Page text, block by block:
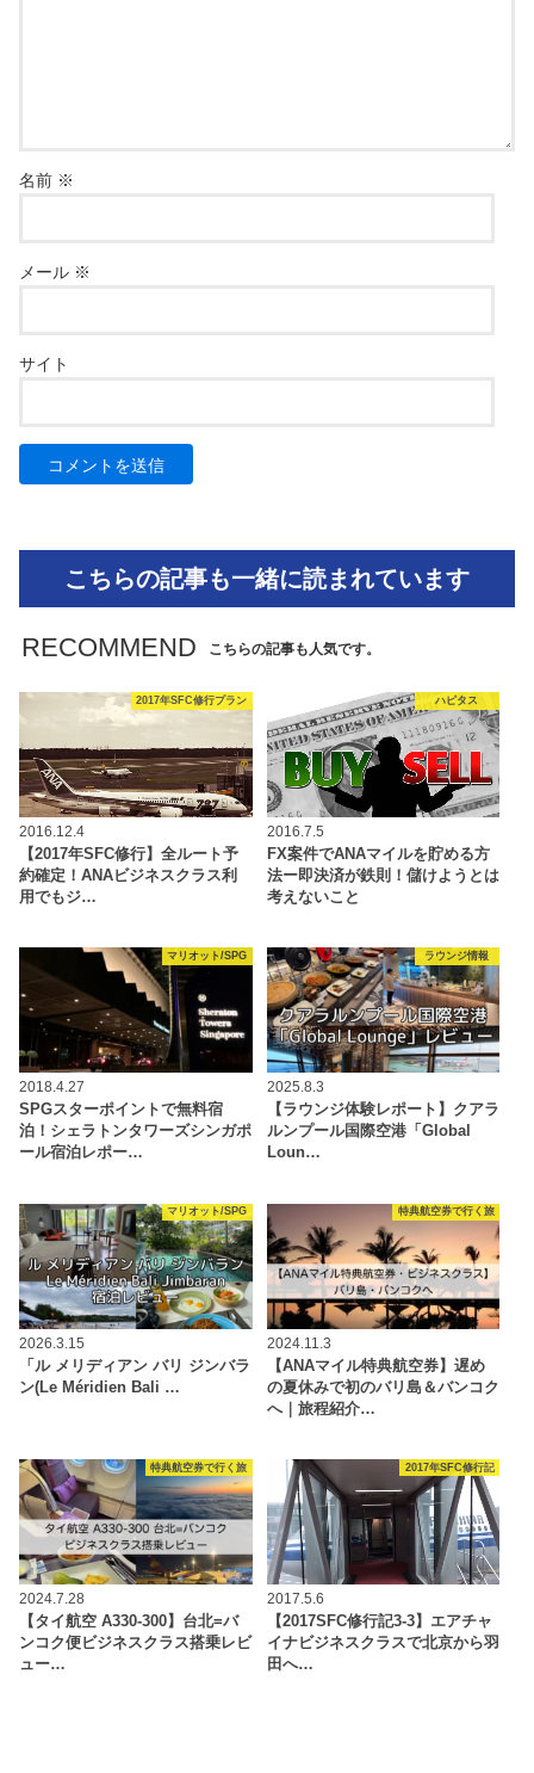
名前 ※
メール ※
サイト
こちらの記事も一緒に読まれています
RECOMMEND こちらの記事も人気です。
2017年SFC修行プラン
2016.12.4
【2017年SFC修行】全ルート予
約確定！ANAビジネスクラス利
用でもジ…
ハピタス
2016.7.5
FX案件でANAマイルを貯める方
法ー即決済が鉄則！儲けようとは
考えないこと
マリオット/SPG
2018.4.27
SPGスターポイントで無料宿
泊！シェラトンタワーズシンガポ
ール宿泊レポー…
ラウンジ情報
2025.8.3
【ラウンジ体験レポート】クアラ
ルンプール国際空港「Global
Loun…
マリオット/SPG
2026.3.15
「ル メリディアン バリ ジンバラ
ン(Le Méridien Bali …
特典航空券で行く旅
2024.11.3
【ANAマイル特典航空券】遅め
の夏休みで初のバリ島＆バンコク
へ｜旅程紹介…
特典航空券で行く旅
2024.7.28
【タイ航空 A330-300】台北=バ
ンコク便ビジネスクラス搭乗レビ
ュー…
2017年SFC修行記
2017.5.6
【2017SFC修行記3-3】エアチャ
イナビジネスクラスで北京から羽
田へ…